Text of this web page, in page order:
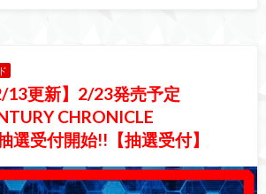
13更新】2/23発売予定
CHRONICLE
受付開始!!【抽選受付】